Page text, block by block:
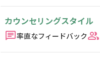
カウンセリングスタイル
率直なフィードバック